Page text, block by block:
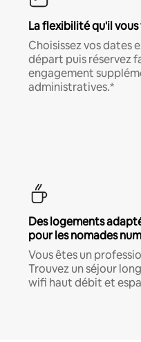
La flexibilité qu'il
Choisissez vos dates
départ puis réservez
engagement
administratives.*
Des logements
pour les nomades
Vous êtes un
Trouvez un séjour
wifi haut débit et